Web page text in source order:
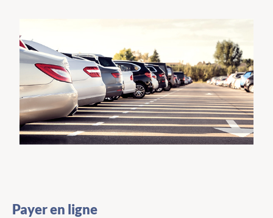
Payer en ligne